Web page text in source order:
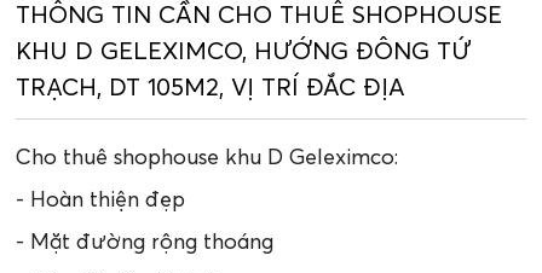
THÔNG TIN CẦN CHO THUÊ SHOPHOUSE
KHU D GELEXIMCO, HƯỚNG ĐÔNG TỨ
TRẠCH, DT 105M2, VỊ TRÍ ĐẮC ĐỊA
Cho thuê shophouse khu D Geleximco:
- Hoàn thiện đẹp
- Mặt đường rộng thoáng